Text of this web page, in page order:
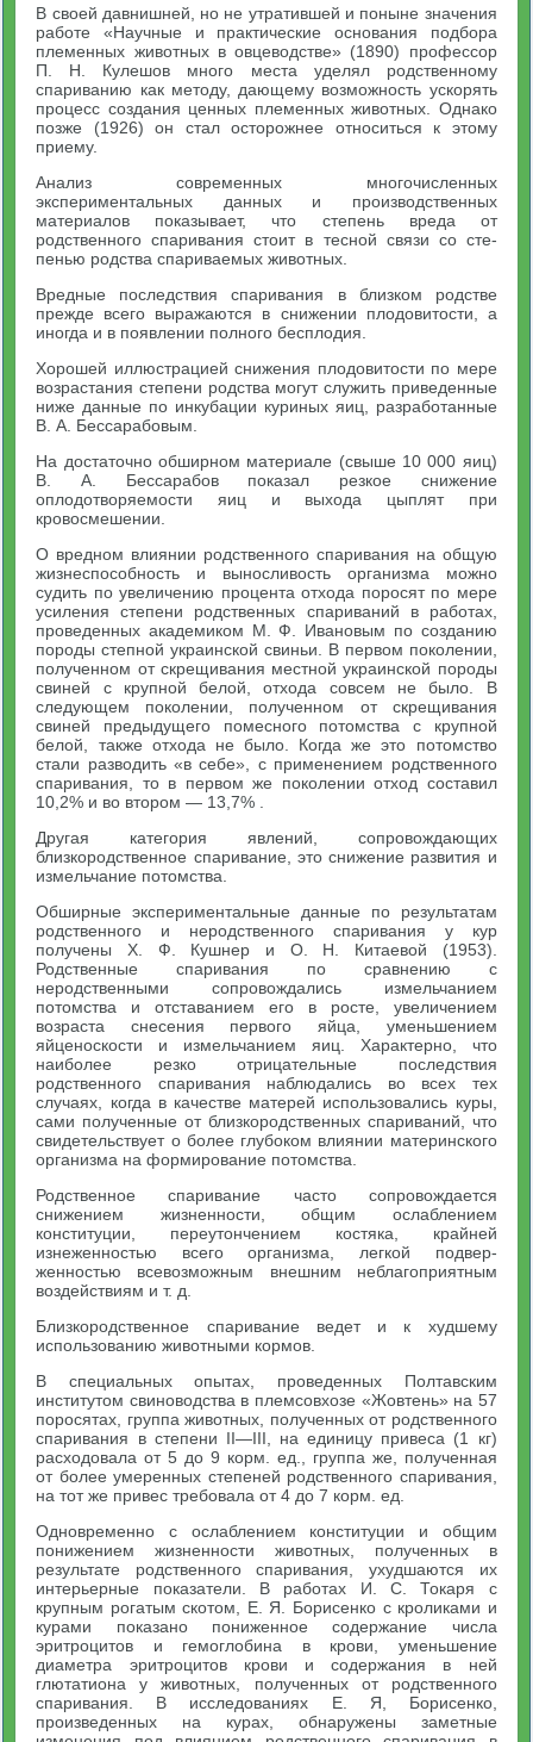
В своей давнишней, но не утратившей и поныне значения
работе «Научные и практические основания подбора
племенных животных в овцеводстве» (1890) профессор
П. Н. Кулешов много места уделял родственному
спариванию как методу, дающему возможность ускорять
процесс создания ценных племенных жи­вотных. Однако
позже (1926) он стал осторожнее относиться к этому
приему.
Анализ современных многочисленных
экспериментальных дан­ных и производственных
материалов показывает, что степень вреда от
родственного спаривания стоит в тесной связи со сте­
пенью родства спариваемых животных.
Вредные последствия спаривания в близком родстве
прежде всего выражаются в снижении плодовитости, а
иногда и в появ­лении полного бесплодия.
Хорошей иллюстрацией снижения плодовитости по мере
воз­растания степени родства могут служить приведенные
ниже дан­ные по инкубации куриных яиц, разработанные
В. А. Бессарабовым.
На достаточно обширном материале (свыше 10 000 яиц)
В. А. Бессарабов показал резкое снижение
оплодотворяемости яиц и выхода цыплят при
кровосмешении.
О вредном влиянии родственного спаривания на общую
жизне­способность и выносливость организма можно
судить по увеличе­нию процента отхода поросят по мере
усиления степени родствен­ных спариваний в работах,
проведенных академиком М. Ф. Ива­новым по созданию
породы степной украинской свиньи. В первом поколении,
полученном от скрещивания местной украинской породы
свиней с крупной белой, отхода совсем не было. В
следую­щем поколении, полученном от скрещивания
свиней предыдущего помесного потомства с крупной
белой, также отхода не было. Ког­да же это потомство
стали разводить «в себе», с применением родственного
спаривания, то в первом же поколении отход соста­вил
10,2% и во втором — 13,7% .
Другая категория явлений, сопровождающих
близкородствен­ное спаривание, это снижение развития и
измельчание потом­ства.
Обширные экспериментальные данные по результатам
родст­венного и неродственного спаривания у кур
получены X. Ф. Кушнер и О. Н. Китаевой (1953).
Родственные спаривания по сравне­нию с
неродственными сопровождались измельчанием
потомства и отставанием его в росте, увеличением
возраста снесения первого яйца, уменьшением
яйценоскости и измельчанием яиц. Характер­но, что
наиболее резко отрицательные последствия
родственного спаривания наблюдались во всех тех
случаях, когда в качестве матерей использовались куры,
сами полученные от близкородствен­ных спариваний, что
свидетельствует о более глубоком влиянии материнского
организма на формирование потомства.
Родственное спаривание часто сопровождается
снижением жизненности, общим ослаблением
конституции, переутончением костяка, крайней
изнеженностью всего организма, легкой подвер­
женностью всевозможным внешним неблагоприятным
воздействиям и т. д.
Близкородственное спаривание ведет и к худшему
использо­ванию животными кормов.
В специальных опытах, проведенных Полтавским
институтом свиноводства в племсовхозе «Жовтень» на 57
поросятах, группа животных, полученных от родственного
спаривания в степени II—III, на единицу привеса (1 кг)
расходовала от 5 до 9 корм. ед., группа же, полученная
от более умеренных степеней родствен­ного спаривания,
на тот же привес требовала от 4 до 7 корм. ед.
Одновременно с ослаблением конституции и общим
пониже­нием жизненности животных, полученных в
результате родствен­ного спаривания, ухудшаются их
интерьерные показатели. В рабо­тах И. С. Токаря с
крупным рогатым скотом, Е. Я. Борисенко с кроликами и
курами показано пониженное содержание числа
эритроцитов и гемоглобина в крови, уменьшение
диаметра эрит­роцитов крови и содержания в ней
глютатиона у животных, по­лученных от родственного
спаривания. В исследованиях Е. Я, Бо­рисенко,
произведенных на курах, обнаружены заметные